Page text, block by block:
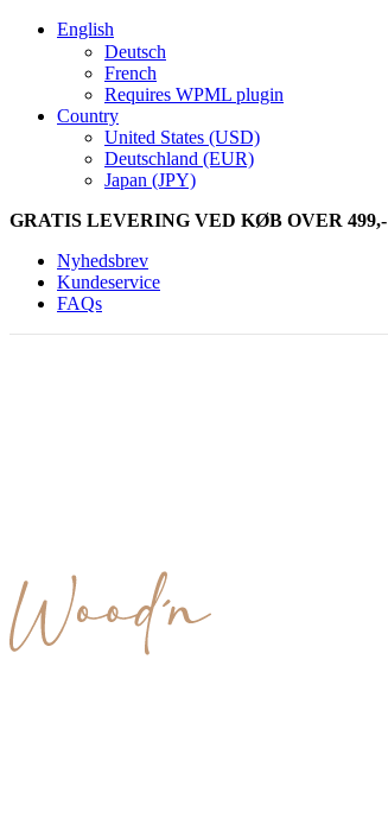
English
Deutsch
French
Requires WPML plugin
Country
United States (USD)
Deutschland (EUR)
Japan (JPY)
GRATIS LEVERING VED KØB OVER 499,-
Nyhedsbrev
Kundeservice
FAQs